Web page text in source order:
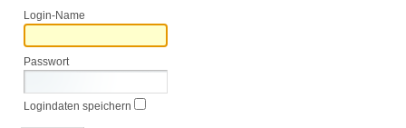
Login-Name
Passwort
Logindaten speichern